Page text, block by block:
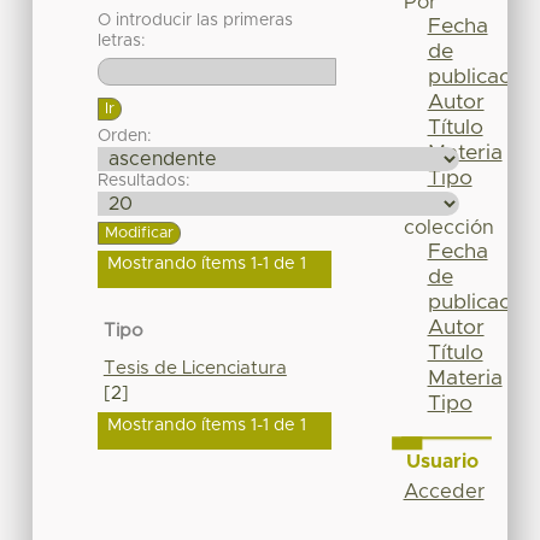
O introducir las primeras
letras:
Orden:
Resultados:
Mostrando ítems 1-1 de 1
Tipo
Tesis de Licenciatura
[2]
Mostrando ítems 1-1 de 1
Fecha
de
publicación
Autor
Título
Materia
Tipo
colección
Fecha
de
publicación
Autor
Título
Materia
Tipo
Usuario
Acceder